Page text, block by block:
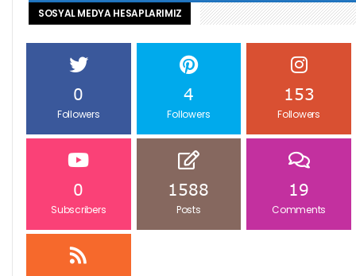
SOSYAL MEDYA HESAPLARIMIZ
0
Followers
4
Followers
153
Followers
0
Subscribers
1588
Posts
19
Comments